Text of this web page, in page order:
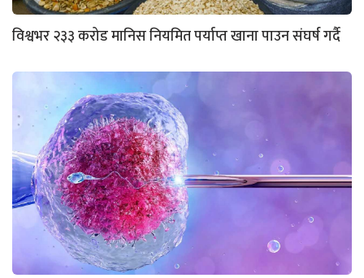
विश्वभर २३३ करोड मानिस नियमित पर्याप्त खाना पाउन संघर्ष गर्दै